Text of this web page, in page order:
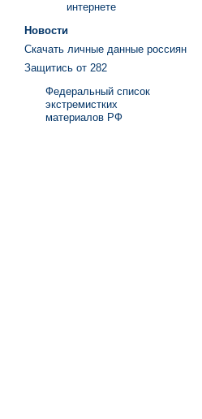
интернете
Новости
Скачать личные данные россиян
Защитись от 282
Федеральный список
экстремистких
материалов РФ